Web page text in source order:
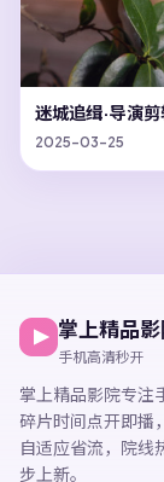
迷城追缉·导演
2025-03-25
掌上精品
手机高清秒开
掌上精品影院专注
碎片时间点开即播，
自适应省流，院线
步上新。